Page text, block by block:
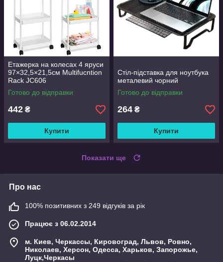
Етажерка на колесах 4 яруси
97×32,5×21,5см Multifucntion
Rack JC606
Готово до відправки
442 ₴
Купити
Стіл-підставка для ноутбука
металевий чорний
Готово до відправки
264 ₴
Купити
Показати ще
Про нас
100% позитивних з 249 відгуків за рік
Працює з 06.02.2014
м. Киев, Черкассы, Кировоград, Львов, Ровно,
Николаев, Херсон, Одесса, Харьков, Запорожье,
Луцк,Черкасы